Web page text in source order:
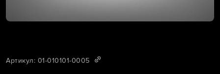
Артикул: 01-010101-0005